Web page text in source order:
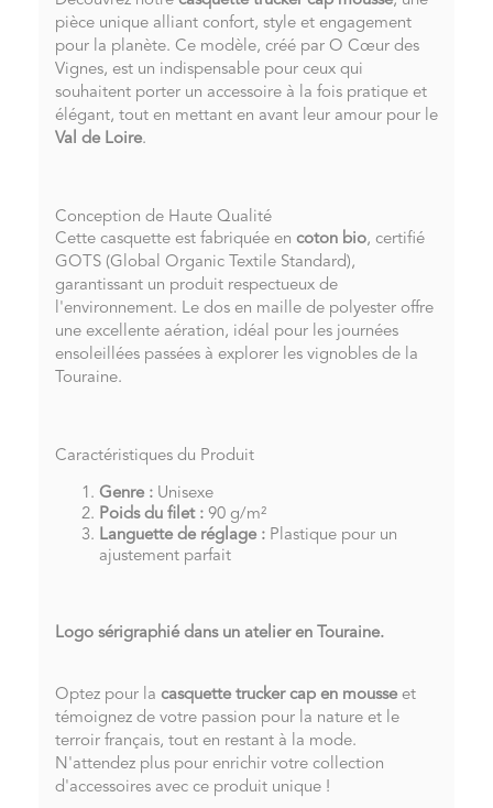
pièce unique alliant confort, style et engagement
pour la planète. Ce modèle, créé par O Cœur des
Vignes, est un indispensable pour ceux qui
souhaitent porter un accessoire à la fois pratique et
élégant, tout en mettant en avant leur amour pour le
Val de Loire.
Conception de Haute Qualité
Cette casquette est fabriquée en coton bio, certifié
GOTS (Global Organic Textile Standard),
garantissant un produit respectueux de
l'environnement. Le dos en maille de polyester offre
une excellente aération, idéal pour les journées
ensoleillées passées à explorer les vignobles de la
Touraine.
Caractéristiques du Produit
Genre : Unisexe
Poids du filet : 90 g/m²
Languette de réglage : Plastique pour un
ajustement parfait
Logo sérigraphié dans un atelier en Touraine.
Optez pour la casquette trucker cap en mousse et
témoignez de votre passion pour la nature et le
terroir français, tout en restant à la mode.
N'attendez plus pour enrichir votre collection
d'accessoires avec ce produit unique !